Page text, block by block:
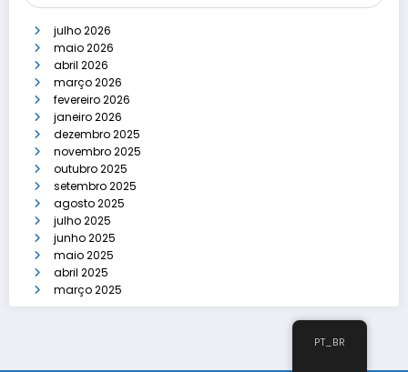
julho 2026
maio 2026
abril 2026
março 2026
fevereiro 2026
janeiro 2026
dezembro 2025
novembro 2025
outubro 2025
setembro 2025
agosto 2025
julho 2025
junho 2025
maio 2025
abril 2025
março 2025
PT_BR